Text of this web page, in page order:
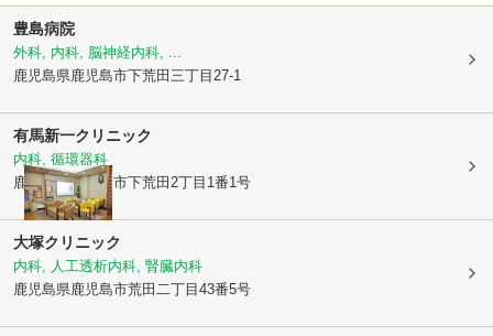
豊島病院
外科, 内科, 脳神経内科, ...
鹿児島県鹿児島市下荒田三丁目27-1
有馬新一クリニック
内科, 循環器科
鹿児島県鹿児島市下荒田2丁目1番1号
大塚クリニック
内科, 人工透析内科, 腎臓内科
鹿児島県鹿児島市荒田二丁目43番5号